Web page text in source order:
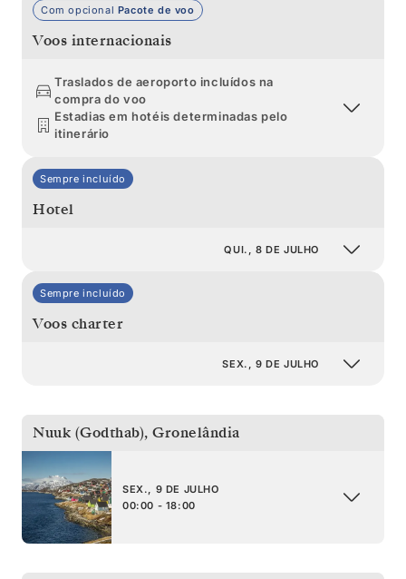
Com opcional Pacote de voo
Voos internacionais
Traslados de aeroporto incluídos na
compra do voo
Estadias em hotéis determinadas pelo
itinerário
Sempre incluído
Hotel
QUI., 8 DE JULHO
Sempre incluído
Voos charter
SEX., 9 DE JULHO
Nuuk (Godthab), Gronelândia
SEX., 9 DE JULHO
00:00 - 18:00